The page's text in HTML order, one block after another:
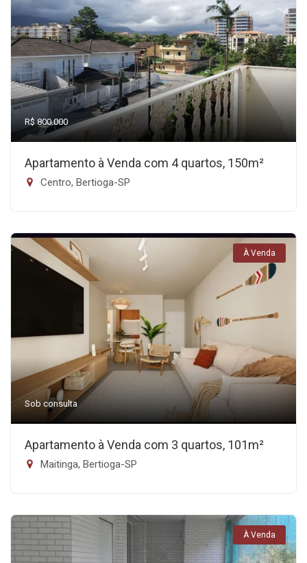
R$ 800.000
Apartamento à Venda com 4 quartos, 150m²
Centro, Bertioga-SP
À Venda
Sob consulta
Apartamento à Venda com 3 quartos, 101m²
Maitinga, Bertioga-SP
À Venda